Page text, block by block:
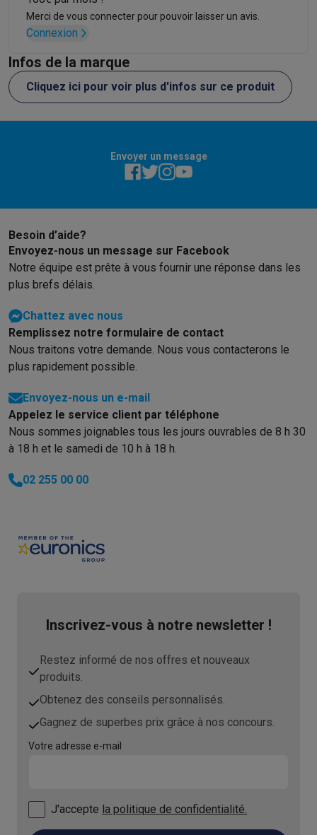
Merci de vous connecter pour pouvoir laisser un avis.
Connexion
Infos de la marque
Cliquez ici pour voir plus d'infos sur ce produit
Envoyer un message
Besoin d’aide?
Envoyez-nous un message sur Facebook
Notre équipe est prête à vous fournir une réponse dans les
plus brefs délais.
Chattez avec nous
Remplissez notre formulaire de contact
Nous traitons votre demande. Nous vous contacterons le
plus rapidement possible.
Envoyez-nous un e-mail
Appelez le service client par téléphone
Nous sommes joignables tous les jours ouvrables de 8 h 30
à 18 h et le samedi de 10 h à 18 h.
02 255 00 00
Inscrivez-vous à notre newsletter !
Restez informé de nos offres et nouveaux
produits.
Obtenez des conseils personnalisés.
Gagnez de superbes prix grâce à nos concours.
Votre adresse e-mail
J'accepte la politique de confidentialité.